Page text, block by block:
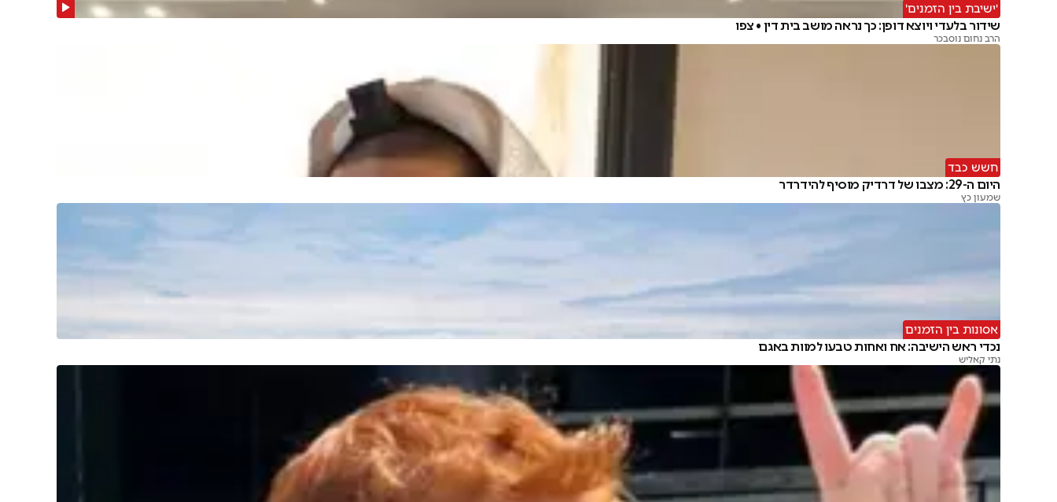
'ישיבת בין הזמנים'
שידור בלעדי ויוצא דופן: כך נראה מושב בית דין • צפו
הרב נחום נוסבכר
חשש כבד
היום ה-29: מצבו של דרדיק מוסיף להידרדר
שמעון כץ
אסונות בין הזמנים
נכדי ראש הישיבה: אח ואחות טבעו למוות באגם
נתי קאליש